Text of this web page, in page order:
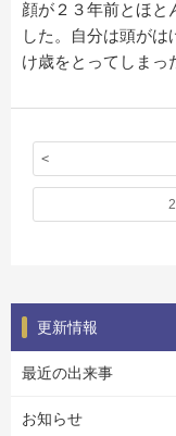
顔が２３年前とほと
した。自分は頭が
け歳をとってしま
更新情報
最近の出来事
お知らせ